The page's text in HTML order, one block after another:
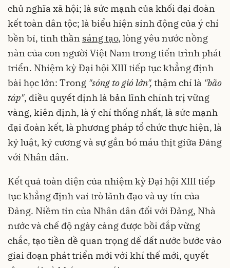
chủ nghĩa xã hội; là sức mạnh của khối đại đoàn
kết toàn dân tộc; là biểu hiện sinh động của ý chí
bền bỉ, tinh thần sáng tạo, lòng yêu nước nồng
nàn của con người Việt Nam trong tiến trình phát
triển. Nhiệm kỳ Đại hội XIII tiếp tục khẳng định
bài học lớn: Trong "sóng to gió lớn", thậm chí là "bão
táp", điều quyết định là bản lĩnh chính trị vững
vàng, kiên định, là ý chí thống nhất, là sức mạnh
đại đoàn kết, là phương pháp tổ chức thực hiện, là
kỷ luật, kỷ cương và sự gắn bó máu thịt giữa Đảng
với Nhân dân.
Kết quả toàn diện của nhiệm kỳ Đại hội XIII tiếp
tục khẳng định vai trò lãnh đạo và uy tín của
Đảng. Niềm tin của Nhân dân đối với Đảng, Nhà
nước và chế độ ngày càng được bồi đắp vững
chắc, tạo tiền đề quan trọng để đất nước bước vào
giai đoạn phát triển mới với khí thế mới, quyết